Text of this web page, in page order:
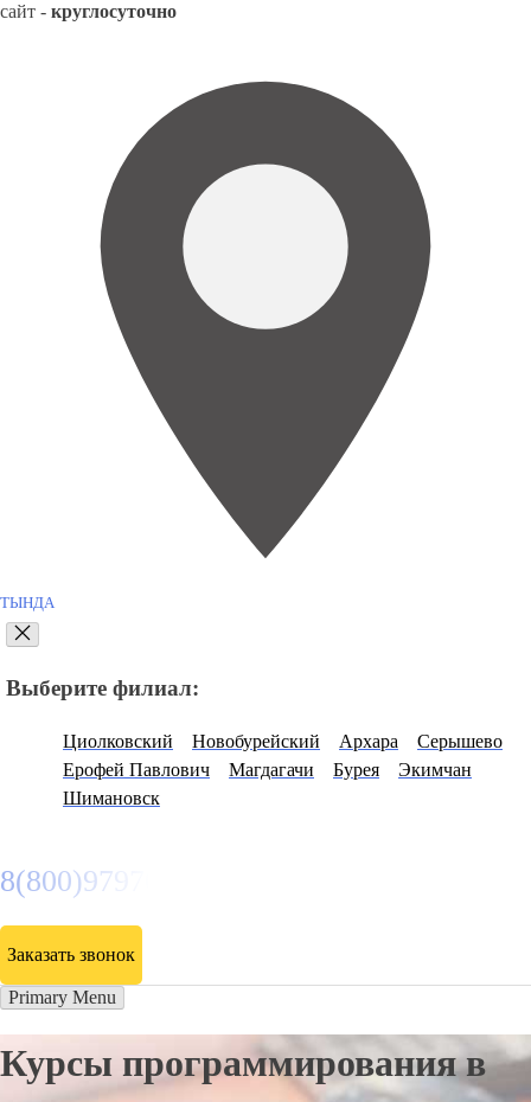
сайт - круглосуточно
ТЫНДА
Выберите филиал:
Циолковский Новобурейский Архара
Серышево
Ерофей Павлович
Магдагачи Бурея
Экимчан
Шимановск
8(800)9797043
Заказать звонок
Primary Menu
Курсы программирования в